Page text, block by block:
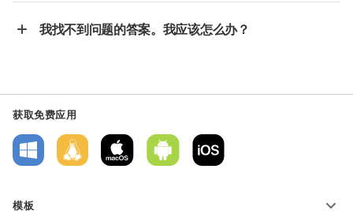
我找不到问题的答案。我应该怎么办？
获取免费应用
模板